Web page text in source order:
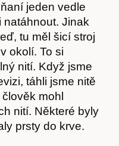
jeden vedle
natáhnout. Jinak
tu měl šicí stroj
okolí. To si
nití. Když jsme
táhli jsme nitě
mohl
nití. Některé byly
prsty do krve.